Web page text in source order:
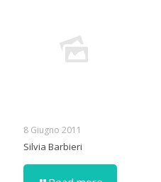
8 Giugno 2011
Silvia Barbieri